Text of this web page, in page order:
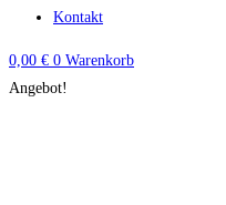
Kontakt
0,00 € 0 Warenkorb
Angebot!